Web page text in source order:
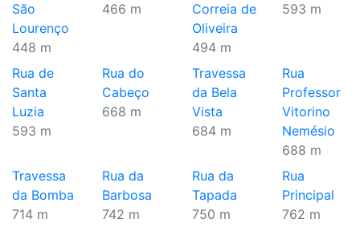
São
Lourenço
448 m
466 m
Correia de
Oliveira
494 m
593 m
Rua de
Santa
Luzia
593 m
Rua do
Cabeço
668 m
Travessa
da Bela
Vista
684 m
Rua
Professor
Vitorino
Nemésio
688 m
Travessa
da Bomba
714 m
Rua da
Barbosa
742 m
Rua da
Tapada
750 m
Rua
Principal
762 m